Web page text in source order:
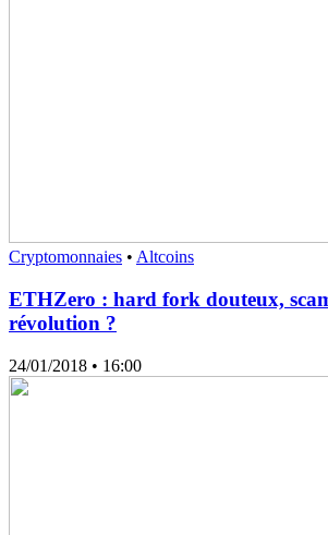
Cryptomonnaies • Altcoins
ETHZero : hard fork douteux,
révolution ?
24/01/2018 • 16:00